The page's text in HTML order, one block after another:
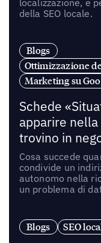
della SEO locale.
Blogs
Ottimizzazione
Marketing su
Schede
apparire
trovino in
Cosa succede
condivide un
autonomo nella
un problema di
Blogs SEO